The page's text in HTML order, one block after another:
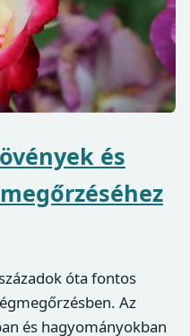
és
óta fontos
Az
és hagyományokban